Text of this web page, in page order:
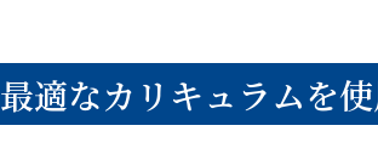
最適なカリキュラムを